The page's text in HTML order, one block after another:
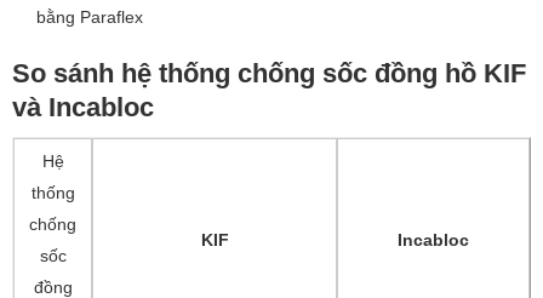
bằng Paraflex
So sánh hệ thống chống sốc đồng hồ KIF
và Incabloc
Hệ
thống
chống
sốc
đồng
KIF Incabloc